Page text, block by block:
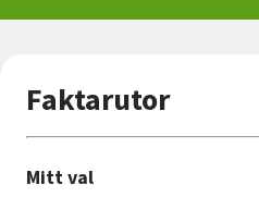
Faktarutor
Mitt val